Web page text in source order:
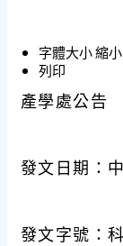
字體大小縮
列印
產學處公告
發文日期：
發文字號：